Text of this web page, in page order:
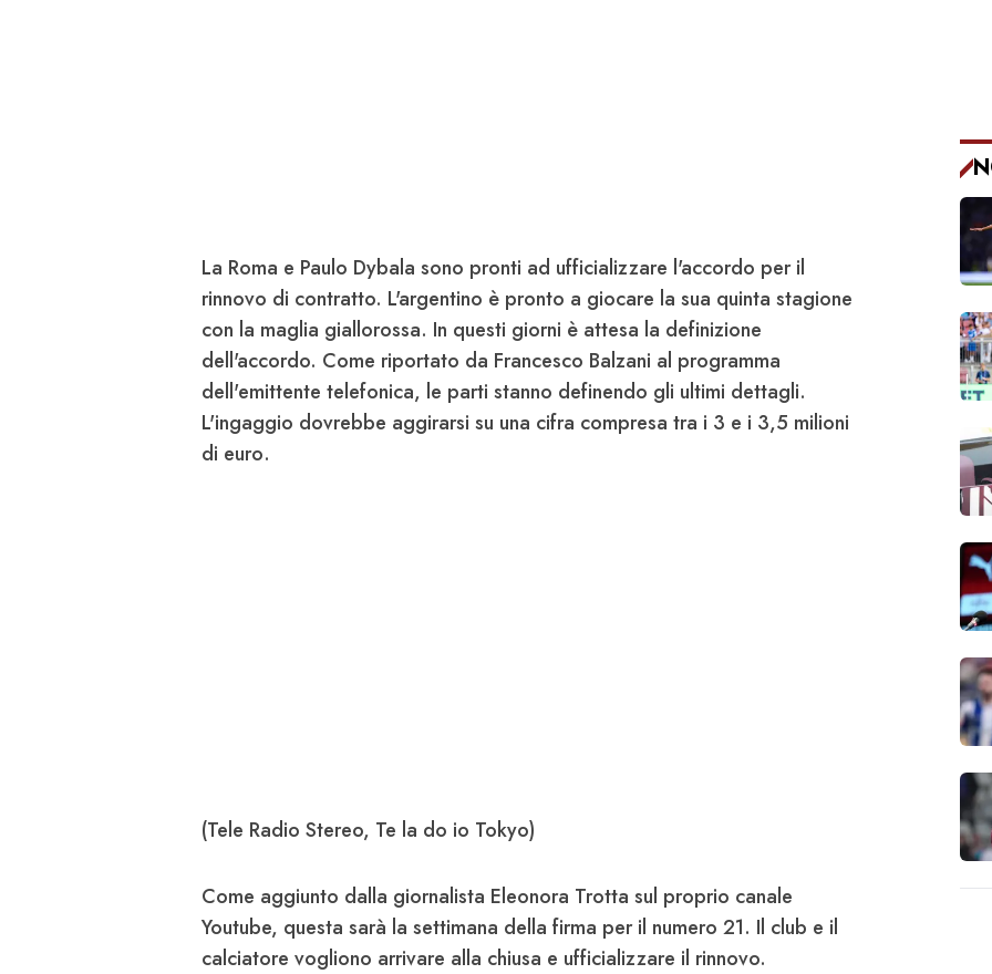
La Roma e Paulo Dybala sono pronti ad ufficializzare l'accordo per il
rinnovo di contratto. L'argentino è pronto a giocare la sua quinta stagione
con la maglia giallorossa. In questi giorni è attesa la definizione
dell'accordo. Come riportato da Francesco Balzani al programma
dell'emittente telefonica, le parti stanno definendo gli ultimi dettagli.
L'ingaggio dovrebbe aggirarsi su una cifra compresa tra i 3 e i 3,5 milioni
di euro.
(Tele Radio Stereo, Te la do io Tokyo)
Come aggiunto dalla giornalista Eleonora Trotta sul proprio canale
Youtube, questa sarà la settimana della firma per il numero 21. Il club e il
calciatore vogliono arrivare alla chiusa e ufficializzare il rinnovo.